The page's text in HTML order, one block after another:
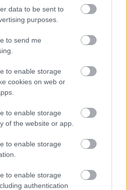
data to be sent to
purposes.
to send me
to enable storage
cookies on web or
to enable storage
of the website or app.
to enable storage
to enable storage
authentication
belga bajnokság, (ism.)
City, Premier League, (ism.)
Premier League, (ism.)
igazolt egy magyar
hírek!
Ez érdekelni fog -